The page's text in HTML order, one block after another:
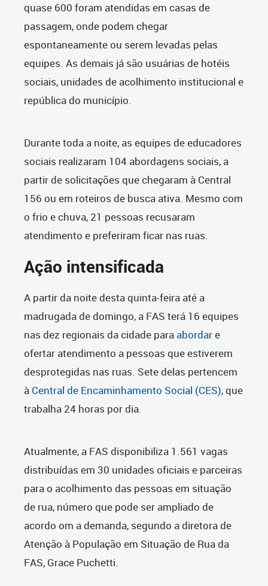
quase 600 foram atendidas em casas de
passagem, onde podem chegar
espontaneamente ou serem levadas pelas
equipes. As demais já são usuárias de hotéis
sociais, unidades de acolhimento institucional e
república do município.
Durante toda a noite, as equipes de educadores
sociais realizaram 104 abordagens sociais, a
partir de solicitações que chegaram à Central
156 ou em roteiros de busca ativa. Mesmo com
o frio e chuva, 21 pessoas recusaram
atendimento e preferiram ficar nas ruas.
Ação intensificada
A partir da noite desta quinta-feira até a
madrugada de domingo, a FAS terá 16 equipes
nas dez regionais da cidade para abordare
ofertar atendimento a pessoas que estiverem
desprotegidas nas ruas. Sete delas pertencem
à Central de Encaminhamento Social (CES), que
trabalha 24 horas por dia.
Atualmente, a FAS disponibiliza 1.561 vagas
distribuídas em 30 unidades oficiais e parceiras
para o acolhimento das pessoas em situação
de rua, número que pode ser ampliado de
acordo om a demanda, segundo a diretora de
Atenção à População em Situação de Rua da
FAS, Grace Puchetti.